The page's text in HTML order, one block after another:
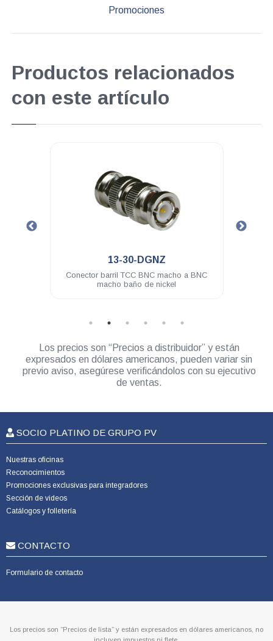
Promociones
Productos relacionados
con este artículo
13-30-DGNZ
Conector barril TCC BNC macho a BNC
macho baño de nickel
Los precios son “Precios a distribuidor” y están
expresados en dólares americanos, pueden variar sin
previo aviso, asegúrese verificándolos con su ejecutivo
de ventas.
SOCIO PLATINO DE GRUPO PV
Nuestras oficinas
Reconocimientos
Promociones exclusivas para integradores
Sección de videos
Catálogos y folletería
CONTACTO
Formulario de contacto
Los precios son “Precios de lista” y están expresados en dólares americanos, no